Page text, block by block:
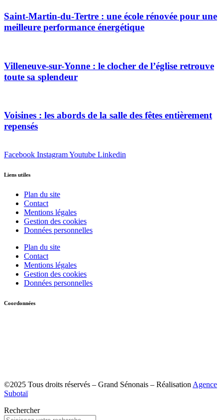
Saint-Martin-du-Tertre : une école rénovée pour une
meilleure performance énergétique
Villeneuve-sur-Yonne : le clocher de l’église retrouve
toute sa splendeur
Voisines : les abords de la salle des fêtes entièrement
repensés
Facebook InstagramYoutube Linkedin
Liens utiles
Plan du site
Contact
Mentions légales
Gestion des cookies
Données personnelles
Plan du site
Contact
Mentions légales
Gestion des cookies
Données personnelles
Coordonnées
©2025 Tous droits réservés – Grand Sénonais – Réalisation Agence
Subotaï
Rechercher